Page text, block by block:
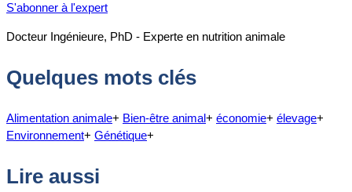
S'abonner à l'expert
Docteur Ingénieure, PhD - Experte en nutrition animale
Quelques mots clés
Alimentation animale+ Bien-être animal+ économie+ élevage+
Environnement+ Génétique+
Lire aussi